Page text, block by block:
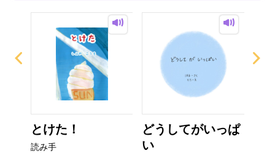
とけた！
読み手
どうしてがいっぱ
い